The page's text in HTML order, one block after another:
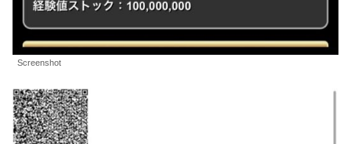
Screenshot